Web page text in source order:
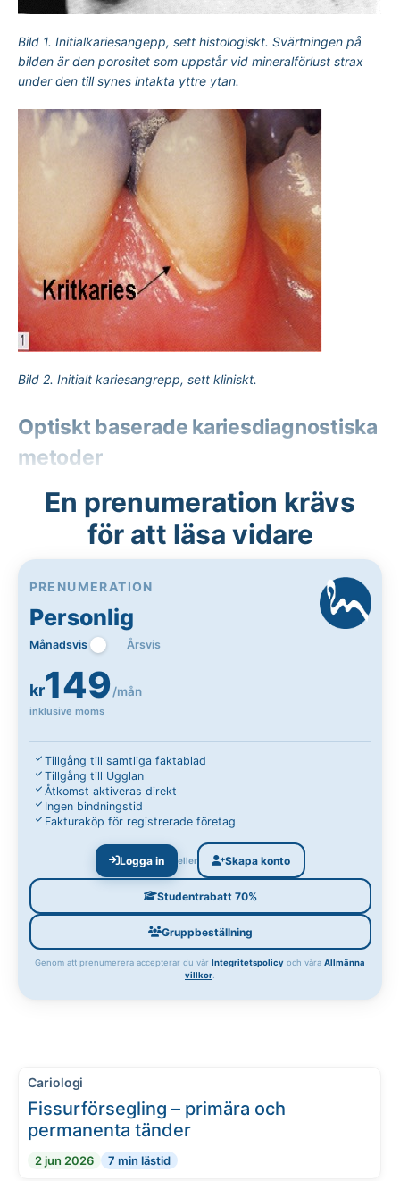
Bild 1. Initialkariesangepp, sett histologiskt. Svärtningen på
bilden är den porositet som uppstår vid mineralförlust strax
under den till synes intakta yttre ytan.
Bild 2. Initialt kariesangrepp, sett kliniskt.
Optiskt baserade kariesdiagnostiska
metoder
En prenumeration krävs
för att läsa vidare
PRENUMERATION
Personlig
Månadsvis Årsvis
kr149/mån
inklusive moms
Tillgång till samtliga faktablad
Tillgång till Ugglan
Åtkomst aktiveras direkt
Ingen bindningstid
Fakturaköp för registrerade företag
Logga in eller Skapa konto
Studentrabatt 70%
Gruppbeställning
Genom att prenumerera accepterar du vår Integritetspolicy och våra Allmänna
villkor
Cariologi
Fissurförsegling – primära och
permanenta tänder
2 jun 2026 7 min lästid